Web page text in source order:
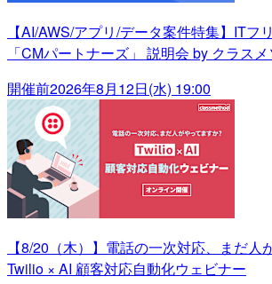
【AI/AWS/アプリ/データ案件特集】ITフ
「CMパートナーズ」 説明会 by クラス
開催前2026年8月12日(水) 19:00
【8/20（木）】電話の一次対応、まだ人
Twilio × AI 顧客対応自動化ウェビナー